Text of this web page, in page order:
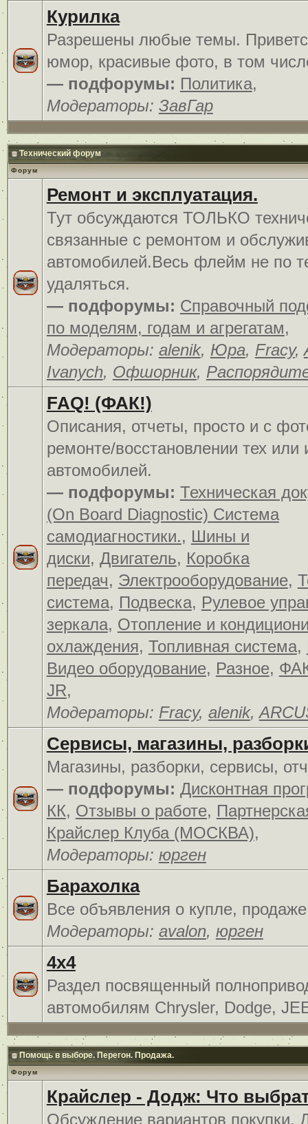
Курилка
Разрешены любые темы.
юмор, красивые фото, в том
— подфорумы: Политика,
Модераторы: ЗавГар
Технический форум
Форум
Ремонт и эксплуатация.
Тут обсуждаются ТОЛЬКО
связанные с ремонтом и
автомобилей.Весь флейм не по
удаляться.
— подфорумы: Справочный
по моделям, годам и агрегатам,
Модераторы: alenik, Юра, Fracy,
Ivanych, Офшорник,
FAQ! (ФАК!)
Описания, отчеты, просто и c
ремонте/восстановлении тех или
автомобилей.
— подфорумы: Техническая
(On Board Diagnostic) Система
самодиагностики., Шины и
диски, Двигатель, Коробка
передач, Электрооборудование,
система, Подвеска, Рулевое
зеркала, Отопление и
охлаждения, Топливная система,
Видео оборудование, Разное,
JR,
Модераторы: Fracy, alenik,
Сервисы, магазины,
Магазины, разборки, сервисы,
— подфорумы: Дисконтная
КК, Отзывы о работе,
Крайслер Клуба (МОСКВА),
Модераторы: юрген
Барахолка
Все объявления о купле,
Модераторы: avalon, юрген
4x4
Раздел посвященный
автомобилям Chrysler, Dodge,
Помощь в выборе. Перегон. Продажа.
Форум
Крайслер - Додж: Что
Обсуждение вариантов покупки.